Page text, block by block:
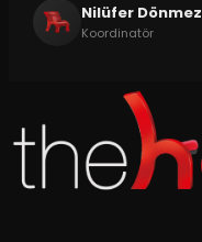
Nilüfer Dönmez
Koordinatör